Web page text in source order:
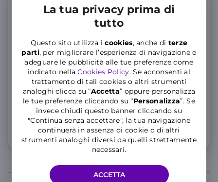
La tua privacy prima di
tutto
Questo sito utilizza icookies, anche di terze
parti, per migliorare l’esperienza di navigazione e
adeguare le pubblicità alle tue preferenze come
indicato nellaCookies Policy. Se acconsenti al
trattamento di tali cookies o altri strumenti
analoghi clicca su “Accetta” oppure personalizza
le tue preferenze cliccando su “Personalizza”. Se
invece chiudi questo banner cliccando su
"Continua senza accettare", la tua navigazione
continuerà in assenza di cookie o di altri
strumenti analoghi diversi da quelli strettamente
necessari.
ACCETTA
WINDTRE Mobile online
GIGA illimitati in 5G Full Speed
Minuti illimitati e 200 SMS
25 GIGA aggiuntivi in Unione Europea per 3 mesi
12,99€
al mese
Info 5G e condizioni traffico illimitato